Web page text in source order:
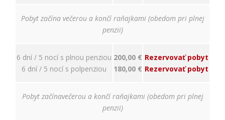
Pobyt začína večerou a končí raňajkami (obedom pri plnej
penzii)
6 dní / 5 nocí s plnou penziou
6 dní / 5 nocí s polpenziou
200,00 €
180,00 €
Rezervovať pobyt
Rezervovať pobyt
Pobyt začínavečerou a končí raňajkami (obedom pri plnej
penzii)
alebo
predvyplnenie
stránka
nemohla
zaistenie